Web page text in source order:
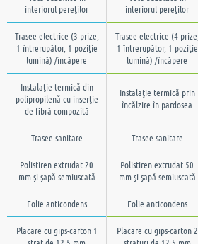
interiorul pereţilor
interiorul pereţilor
Trasee electrice (3 prize,
1 întrerupător, 1 poziţie
lumină) /încăpere
Trasee electrice (4 prize,
1 întrerupător, 1 poziţie
lumină) /încăpere
Instalaţie termică din
polipropilenă cu inserţie
de fibră compozită
Instalaţie termică prin
încălzire în pardosea
Trasee sanitare Trasee sanitare
Polistiren extrudat 20
mm şi şapă semiuscată
Polistiren extrudat 50
mm şi şapă semiuscată
Folie anticondens Folie anticondens
Placare cu gips-carton 1
Placare cu gips-carton 2